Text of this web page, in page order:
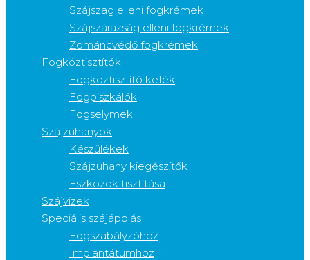
Szájszag elleni fogkrémek
Szájszárazság elleni fogkrémek
Zománcvédő fogkrémek
Fogköztisztítók
Fogköztisztító kefék
Fogpiszkálók
Fogselymek
Szájzuhanyok
Készülékek
Szájzuhany kiegészítők
Eszközök tisztítása
Szájvizek
Speciális szájápolás
Fogszabályzóhoz
Implantátumhoz